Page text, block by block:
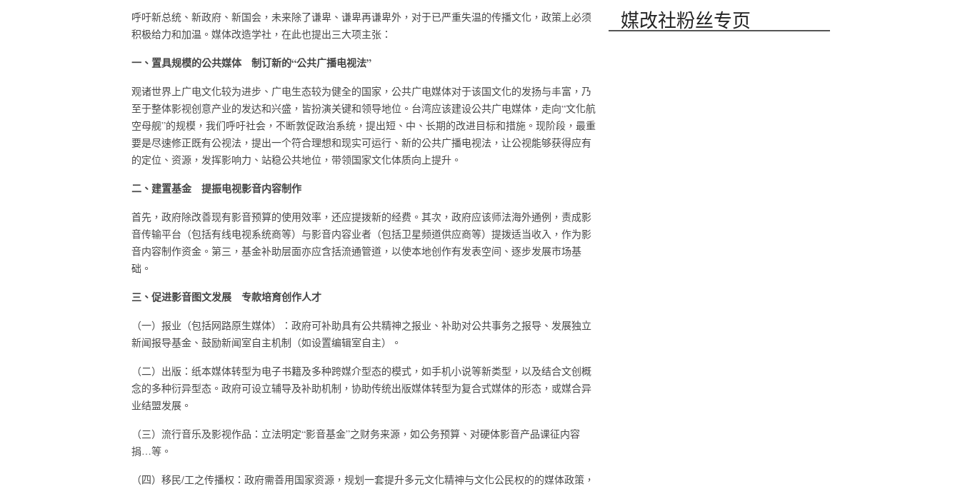
呼吁新总统、新政府、新国会，未来除了谦卑、谦卑再谦卑外，对于已严重失温的传播文化，政策上必须
积极给力和加温。媒体改造学社，在此也提出三大项主张：
一、置具规模的公共媒体 制订新的“公共广播电视法”
观诸世界上广电文化较为进步、广电生态较为健全的国家，公共广电媒体对于该国文化的发扬与丰富，乃
至于整体影视创意产业的发达和兴盛，皆扮演关键和领导地位。台湾应该建设公共广电媒体，走向“文化航
空母舰”的规模，我们呼吁社会，不断敦促政治系统，提出短、中、长期的改进目标和措施。现阶段，最重
要是尽速修正既有公视法，提出一个符合理想和现实可运行、新的公共广播电视法，让公视能够获得应有
的定位、资源，发挥影响力、站稳公共地位，带领国家文化体质向上提升。
二、建置基金 提振电视影音内容制作
首先，政府除改善现有影音预算的使用效率，还应提拨新的经费。其次，政府应该师法海外通例，责成影
音传输平台（包括有线电视系统商等）与影音内容业者（包括卫星频道供应商等）提拨适当收入，作为影
音内容制作资金。第三，基金补助层面亦应含括流通管道，以使本地创作有发表空间、逐步发展市场基
础。
三、促进影音图文发展 专款培育创作人才
（一）报业（包括网路原生媒体）：政府可补助具有公共精神之报业、补助对公共事务之报导、发展独立
新闻报导基金、鼓励新闻室自主机制（如设置编辑室自主）。
（二）出版：纸本媒体转型为电子书籍及多种跨媒介型态的模式，如手机小说等新类型，以及结合文创概
念的多种衍异型态。政府可设立辅导及补助机制，协助传统出版媒体转型为复合式媒体的形态，或媒合异
业结盟发展。
（三）流行音乐及影视作品：立法明定“影音基金”之财务来源，如公务预算、对硬体影音产品课征内容
捐…等。
（四）移民/工之传播权：政府需善用国家资源，规划一套提升多元文化精神与文化公民权的的媒体政策，
媒改社粉丝专页